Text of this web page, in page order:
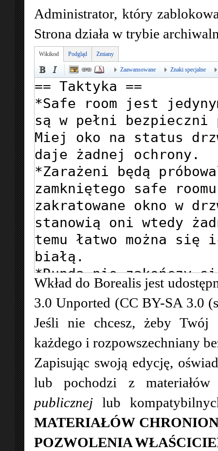
Administrator, który
Strona działa w trybie
Wikikod Podgląd Zmiany
Zaawansowane Znaki specjalne
Wkład do Borealis jest
3.0 Unported (CC BY-SA 3.0
Jeśli nie chcesz, żeby Twój
każdego i rozpowszechniany
Zapisując swoją edycję,
lub pochodzi z
publicznej lub
MATERIAŁÓW
POZWOLENIA